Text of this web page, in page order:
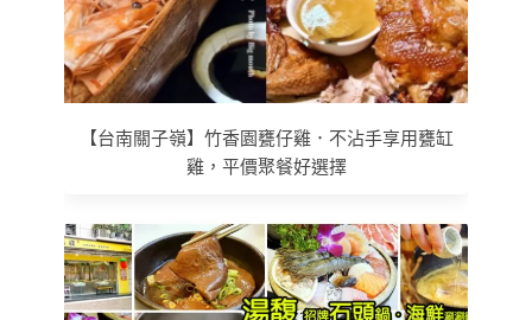
【台南關子嶺】竹香園甕仔雞．不沾手享用甕缸
雞，平價聚餐好選擇